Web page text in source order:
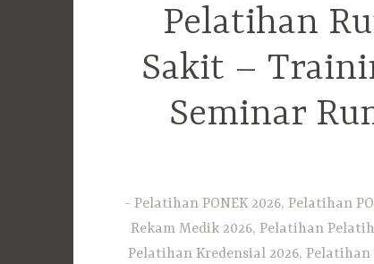
Pelatihan
Sakit –
Seminar
Pelatihan PONEK 2026, Pelatihan
Rekam Medik 2026, Pelatihan
Pelatihan Kredensial 2026, Pelatihan